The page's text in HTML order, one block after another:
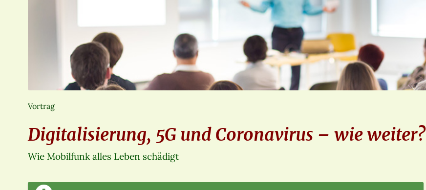
Vortrag
Digitalisierung, 5G und Coronavirus – wie weiter?
Wie Mobilfunk alles Leben schädigt